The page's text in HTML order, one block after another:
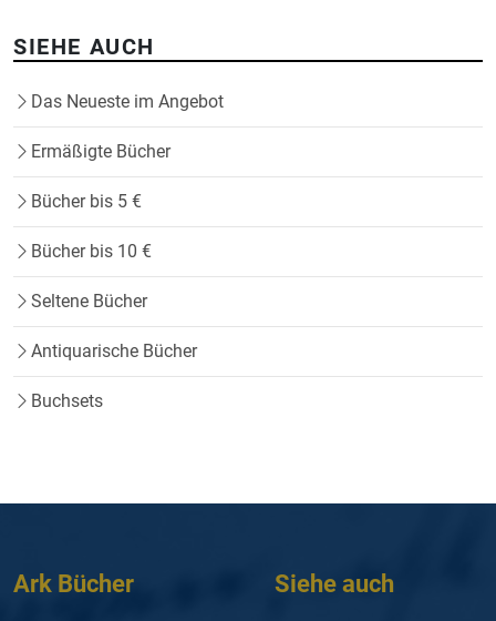
SIEHE AUCH
Das Neueste im Angebot
Ermäßigte Bücher
Bücher bis 5 €
Bücher bis 10 €
Seltene Bücher
Antiquarische Bücher
Buchsets
Ark Bücher Siehe auch